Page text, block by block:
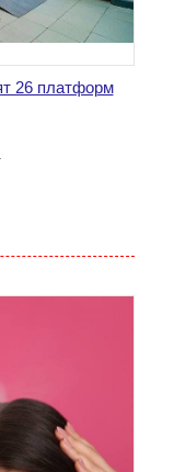
26 платформ